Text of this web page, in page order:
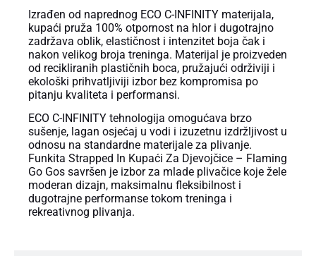
Izrađen od naprednog ECO C-INFINITY materijala,
kupaći pruža 100% otpornost na hlor i dugotrajno
zadržava oblik, elastičnost i intenzitet boja čak i
nakon velikog broja treninga. Materijal je proizveden
od recikliranih plastičnih boca, pružajući održiviji i
ekološki prihvatljiviji izbor bez kompromisa po
pitanju kvaliteta i performansi.
ECO C-INFINITY tehnologija omogućava brzo
sušenje, lagan osjećaj u vodi i izuzetnu izdržljivost u
odnosu na standardne materijale za plivanje.
Funkita Strapped In Kupaći Za Djevojčice – Flaming
Go Gos savršen je izbor za mlade plivačice koje žele
moderan dizajn, maksimalnu fleksibilnost i
dugotrajne performanse tokom treninga i
rekreativnog plivanja.